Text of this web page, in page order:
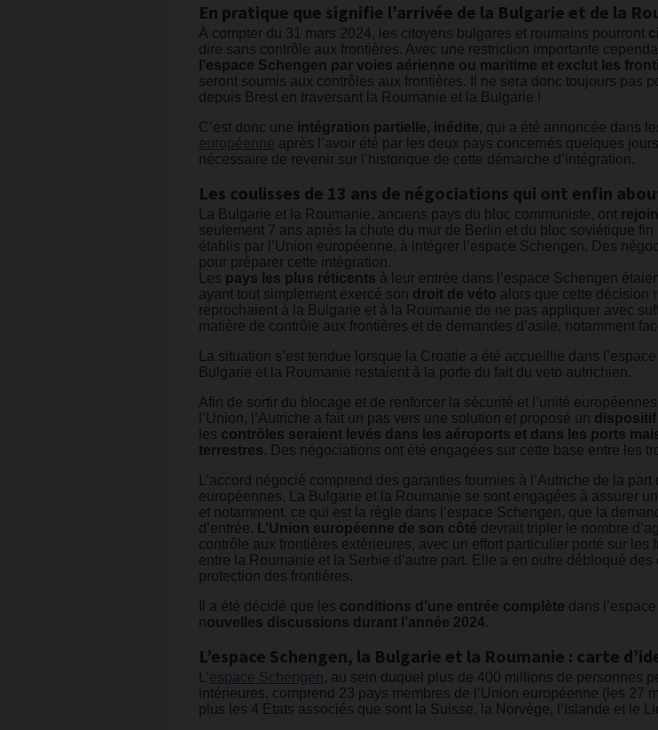
En pratique que signifie l’arrivée de la Bulgarie et de la
À compter du 31 mars 2024, les citoyens bulgares et roumains pourront
dire sans contrôle aux frontières. Avec une restriction importante
l’espace Schengen par voies aérienne ou maritime et exclut les
seront soumis aux contrôles aux frontières. Il ne sera donc toujours pas
depuis Brest en traversant la Roumanie et la Bulgarie !
C’est donc une intégration partielle, inédite, qui a été annoncée dans
européenne après l’avoir été par les deux pays concernés quelques
nécessaire de revenir sur l’historique de cette démarche d’intégration.
Les coulisses de 13 ans de négociations qui ont enfin
La Bulgarie et la Roumanie, anciens pays du bloc communiste, ont
seulement 7 ans après la chute du mur de Berlin et du bloc soviétique
établis par l’Union européenne, à intégrer l’espace Schengen. Des
pour préparer cette intégration.
Les pays les plus réticents à leur entrée dans l’espace Schengen
ayant tout simplement exercé son droit de véto alors que cette décision
reprochaient à la Bulgarie et à la Roumanie de ne pas appliquer avec
matière de contrôle aux frontières et de demandes d’asile, notamment
La situation s’est tendue lorsque la Croatie a été accueillie dans
Bulgarie et la Roumanie restaient à la porte du fait du veto autrichien.
Afin de sortir du blocage et de renforcer la sécurité et l’unité
l’Union, l’Autriche a fait un pas vers une solution et proposé un
les contrôles seraient levés dans les aéroports et dans les ports
terrestres. Des négociations ont été engagées sur cette base entre les
L’accord négocié comprend des garanties fournies à l’Autriche de la
européennes. La Bulgarie et la Roumanie se sont engagées à assurer
et notamment, ce qui est la règle dans l’espace Schengen, que la
d’entrée. L’Union européenne de son côté devrait tripler le nombre
contrôle aux frontières extérieures, avec un effort particulier porté sur les
entre la Roumanie et la Serbie d’autre part. Elle a en outre débloqué
protection des frontières.
Il a été décidé que les conditions d’une entrée complète dans
nouvelles discussions durant l’année 2024.
L’espace Schengen, la Bulgarie et la Roumanie : carte
L’espace Schengen
, au sein duquel plus de 400 millions de personnes
intérieures, comprend 23 pays membres de l’Union européenne (les 27
plus les 4 États associés que sont la Suisse, la Norvège, l’Islande et le